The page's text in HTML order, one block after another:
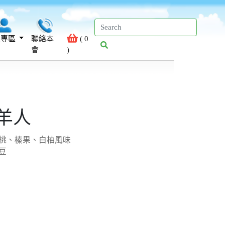
區
聯絡本
會
( 0
)
人
、榛果、白柚風味